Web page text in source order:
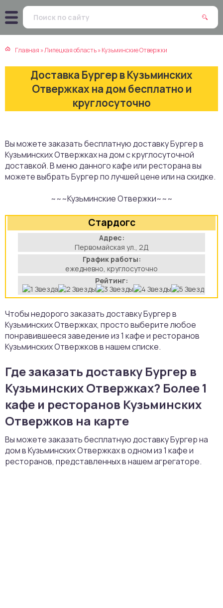
Главная »Липецкая область»Кузьминские Отвержки
Доставка Бургер в Кузьминских
Отвержках на дом бесплатно и
круглосуточно
Вы можете заказать бесплатную доставку Бургер в
Кузьминских Отвержках на дом с круглосуточной
доставкой. В меню данного кафе или ресторана вы
можете выбрать Бургер по лучшей цене или на скидке.
~~~Кузьминские Отвержки~~~
Стардогс
Адрес:
Первомайская ул., 2Д
График работы:
ежедневно, круглосуточно
Рейтинг:
Чтобы недорого заказать доставку Бургер в
Кузьминских Отвержках, просто выберите любое
понравившееся заведение из 1 кафе и ресторанов
Кузьминских Отвержков в нашем списке.
Где заказать доставку Бургер в
Кузьминских Отвержках? Более 1
кафе и ресторанов Кузьминских
Отвержков на карте
Вы можете заказать бесплатную доставку Бургер на
дом в Кузьминских Отвержках в одном из 1 кафе и
ресторанов, представленных в нашем агрегаторе.
кухня
кухня
кухня